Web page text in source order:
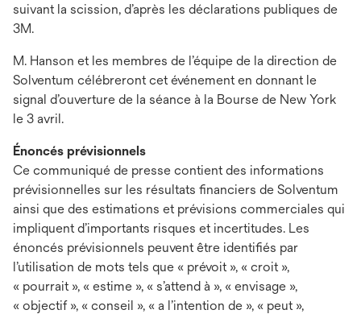
suivant la scission, d’après les déclarations publiques de
3M.
M. Hanson et les membres de l’équipe de la direction de
Solventum célébreront cet événement en donnant le
signal d’ouverture de la séance à la Bourse de New York
le 3 avril.
Énoncés prévisionnels
Ce communiqué de presse contient des informations
prévisionnelles sur les résultats financiers de Solventum
ainsi que des estimations et prévisions commerciales qui
impliquent d’importants risques et incertitudes. Les
énoncés prévisionnels peuvent être identifiés par
l’utilisation de mots tels que « prévoit », « croit »,
« pourrait », « estime », « s’attend à », « envisage »,
« objectif », « conseil », « a l’intention de », « peut »,